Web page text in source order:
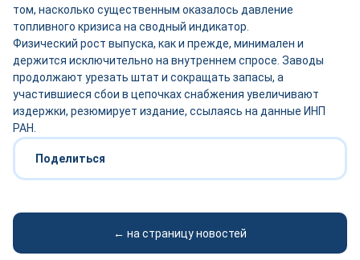
том, насколько существенным оказалось давление
топливного кризиса на сводный индикатор.
Физический рост выпуска, как и прежде, минимален и
держится исключительно на внутреннем спросе. Заводы
продолжают урезать штат и сокращать запасы, а
участившиеся сбои в цепочках снабжения увеличивают
издержки, резюмирует издание, ссылаясь на данные ИНП
РАН.
Поделиться
← на страницу новостей